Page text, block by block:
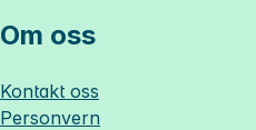
Om oss
Kontakt oss
Personvern